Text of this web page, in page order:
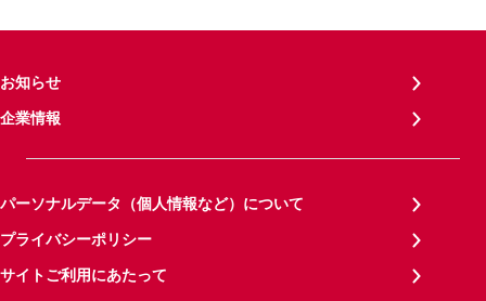
お知らせ
企業情報
パーソナルデータ（個人情報など）について
プライバシーポリシー
サイトご利用にあたって